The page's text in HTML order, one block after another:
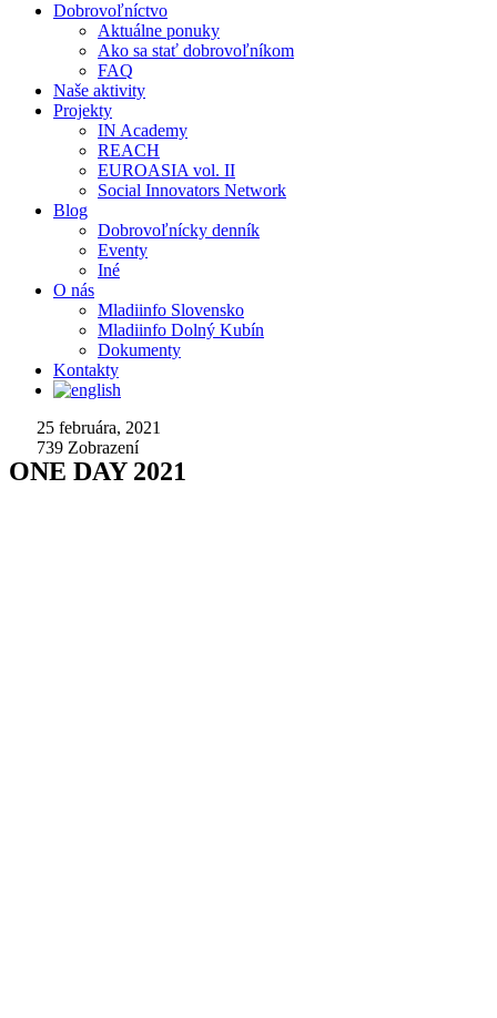
Dobrovoľníctvo
Aktuálne ponuky
Ako sa stať dobrovoľníkom
FAQ
Naše aktivity
Projekty
IN Academy
REACH
EUROASIA vol. II
Social Innovators Network
Blog
Dobrovoľnícky denník
Eventy
Iné
O nás
Mladiinfo Slovensko
Mladiinfo Dolný Kubín
Dokumenty
Kontakty
25 februára, 2021
739 Zobrazení
ONE DAY 2021